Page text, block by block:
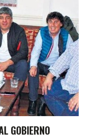
GOBIERNO